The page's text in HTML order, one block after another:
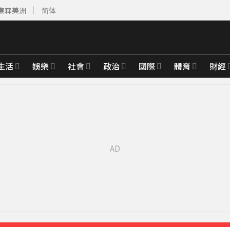
森美洲 简体
活 娛樂 社會 政治 國際 體育 財經